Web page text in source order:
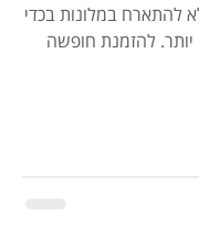
להתארח במלונות בכדי
יותר. להזמנת חופשה